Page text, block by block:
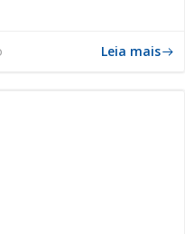
Leia mais